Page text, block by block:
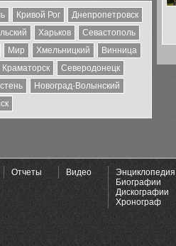
Кривой Рог
Днепропетровск
Харьков
Севастополь
Мир Хмельницкий
Винница
Краматорск
Северодонецк
Новоград-Волынский
Отчеты Видео
Энциклопедия
Биографии
Дискографии
Хронограф